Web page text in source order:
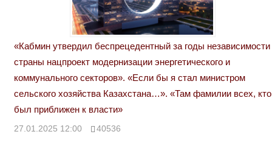
«Кабмин утвердил беспрецедентный за годы независимости
страны нацпроект модернизации энергетического и
коммунального секторов». «Если бы я стал министром
сельского хозяйства Казахстана…». «Там фамилии всех, кто
был приближен к власти»
27.01.2025 12:00 40536